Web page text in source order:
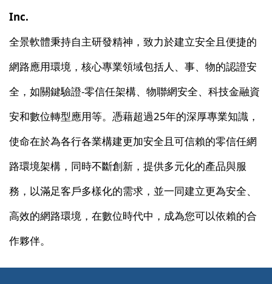
Inc.
全景軟體秉持自主研發精神，致力於建立安全且便捷的
網路應用環境，核心專業領域包括人、事、物的認證安
全，如關鍵驗證-零信任架構、物聯網安全、科技金融資
安和數位轉型應用等。憑藉超過25年的深厚專業知識，
使命在於為各行各業構建更加安全且可信賴的零信任網
路環境架構，同時不斷創新，提供多元化的產品與服
務，以滿足客戶多樣化的需求，並一同建立更為安全、
高效的網路環境，在數位時代中，成為您可以依賴的合
作夥伴。